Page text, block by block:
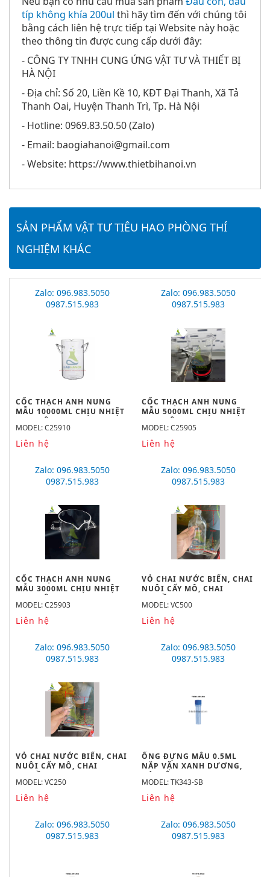
típ không khía 200ul thì hãy tìm đến với chúng tôi
bằng cách liên hệ trực tiếp tại Website này hoặc
theo thông tin được cung cấp dưới đây:
- CÔNG TY TNHH CUNG ỨNG VẬT TƯ VÀ THIẾT BỊ
HÀ NỘI
- Địa chỉ: Số 20, Liền Kề 10, KĐT Đại Thanh, Xã Tả
Thanh Oai, Huyện Thanh Trì, Tp. Hà Nội
- Hotline: 0969.83.50.50 (Zalo)
- Email: baogiahanoi@gmail.com
- Website: https://www.thietbihanoi.vn
SẢN PHẨM VẬT TƯ TIÊU HAO PHÒNG THÍ
NGHIỆM KHÁC
Zalo: 096.983.5050
0987.515.983
CỐC THẠCH ANH NUNG
MẪU 10000ML CHỊU NHIỆT
MODEL: C25910
Liên hệ
Zalo: 096.983.5050
0987.515.983
CỐC THẠCH ANH NUNG
MẪU 5000ML CHỊU NHIỆT
MODEL: C25905
Liên hệ
Zalo: 096.983.5050
0987.515.983
CỐC THẠCH ANH NUNG
MẪU 3000ML CHỊU NHIỆT
MODEL: C25903
Liên hệ
Zalo: 096.983.5050
0987.515.983
VỎ CHAI NƯỚC BIỂN, CHAI
NUÔI CẤY MÔ, CHAI
MODEL: VC500
Liên hệ
Zalo: 096.983.5050
0987.515.983
VỎ CHAI NƯỚC BIỂN, CHAI
NUÔI CẤY MÔ, CHAI
MODEL: VC250
Liên hệ
Zalo: 096.983.5050
0987.515.983
ỐNG ĐỰNG MẪU 0.5ML
NẮP VẶN XANH DƯƠNG,
MODEL: TK343-SB
Liên hệ
Zalo: 096.983.5050
0987.515.983
Zalo: 096.983.5050
0987.515.983